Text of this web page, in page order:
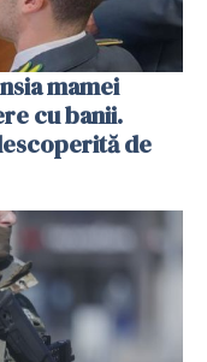
mamei
cu banii.
de